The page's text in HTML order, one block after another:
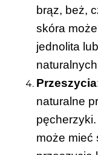
brąz, beż,
skóra
jednolita
Przeszycia
naturalne
może mieć